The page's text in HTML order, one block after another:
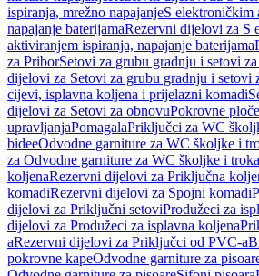
ispiranja, mrežno napajanjeS elektroničkim
napajanje baterijamaRezervni dijelovi za S
aktiviranjem ispiranja, napajanje baterijama
za PriborSetovi za grubu gradnju i setovi
dijelovi za Setovi za grubu gradnju i setovi
cijevi, isplavna koljena i prijelazni komadi
dijelovi za Setovi za obnovuPokrovne ploče
upravljanjaPomagalaPriključci za WC
bideeOdvodne garniture za WC školjke i
za Odvodne garniture za WC školjke i
koljenaRezervni dijelovi za Priključna
komadiRezervni dijelovi za Spojni komadi
dijelovi za Priključni setoviProdužeci za
dijelovi za Produžeci za isplavna koljena
aRezervni dijelovi za Priključci od PVC-a
pokrovne kapeOdvodne garniture za